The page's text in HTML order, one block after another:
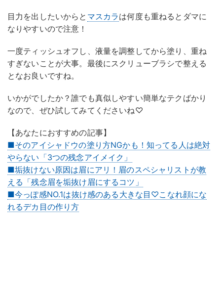
目力を出したいからと マスカラは何度も重ねるとダマに
なりやすいので注意！
一度ティッシュオフし、液量を調整してから塗り、重ね
すぎないことが大事。最後にスクリューブラシで整える
となお良いですね。
いかがでしたか？誰でも真似しやすい簡単なテクばかり
なので、ぜひ試してみてくださいね♡
【あなたにおすすめの記事】
■そのアイシャドウの塗り方NGかも！知ってる人は絶対
やらない「3つの残念アイメイク」
■垢抜けない原因は眉にアリ！眉のスペシャリストが教
える「残念眉を垢抜け眉にするコツ」
■今っぽ感NO.1は抜け感のある大きな目♡こなれ顔にな
れるデカ目の作り方